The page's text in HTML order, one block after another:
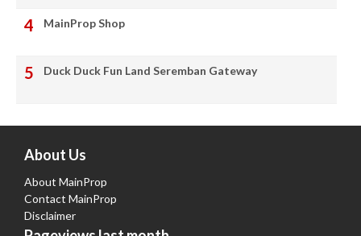
MainProp Shop
Duck Duck Fun Land Seremban Gateway
About Us
About MainProp
Contact MainProp
Disclaimer